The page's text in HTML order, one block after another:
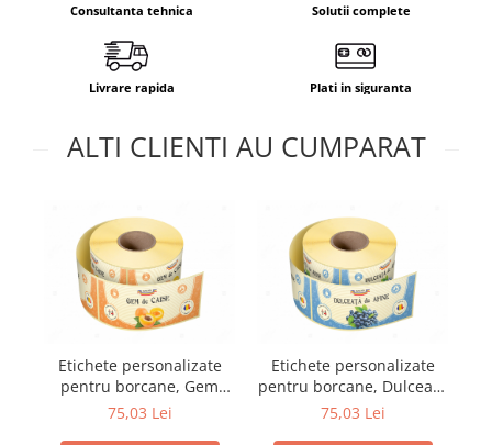
Consultanta tehnica Solutii complete
Livrare rapida Plati in siguranta
ALTI CLIENTI AU CUMPARAT
Etichete personalizate
pentru borcane, Gem
caise, 54x144 mm, 500
75,03 Lei
Etichete personalizate
pentru borcane, Dulceata
afine, 54x144 mm, 500
75,03 Lei